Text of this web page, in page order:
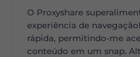
O Proxyshare
experiência de
rápida, permitindo-me
conteúdo em um snap.